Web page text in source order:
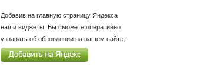
Добавив на главную страницу Яндекса
наши виджеты, Вы сможете оперативно
узнавать об обновлении на нашем сайте.